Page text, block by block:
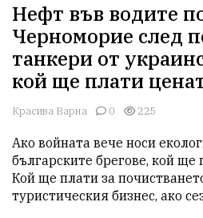
Нефт във водите
Черноморие след
танкери от
кой ще плати
Красива Варна 0 225
Ако войната вече носи
българските брегове, кой ще
Кой ще плати за
туристическия бизнес, ако